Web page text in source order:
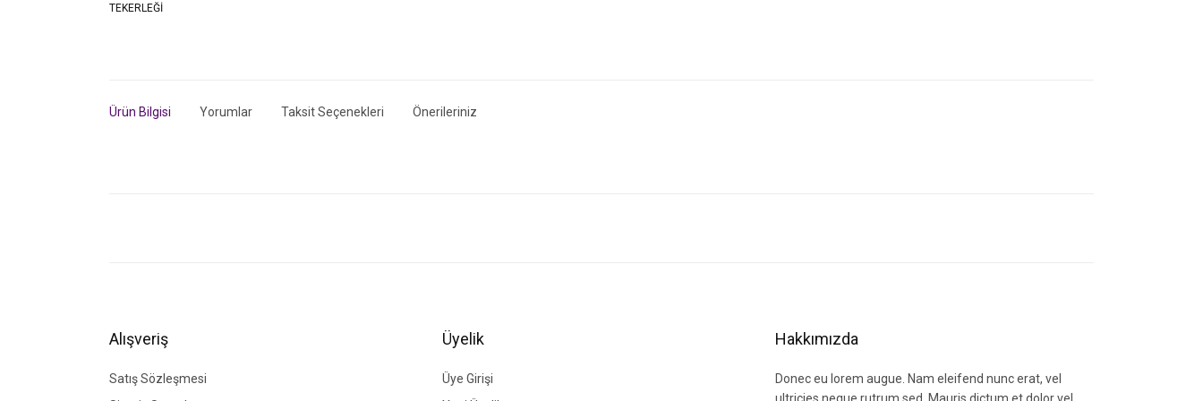
Ürün Bilgisi Yorumlar Taksit Seçenekleri Önerileriniz
Ürün fiyatı diğer sitelerden daha pahalı.
Bu ürüne benzer farklı alternatifler olmalı.
Alışveriş
Satış Sözleşmesi
Üyelik
Üye Girişi
Hakkımızda
Donec eu lorem augue. Nam eleifend nunc erat, vel